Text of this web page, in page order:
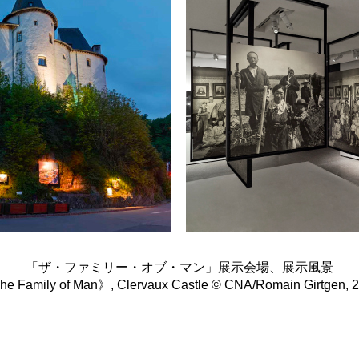
「ザ・ファミリー・オブ・マン」展示会場、展示風景
Family of Man》, Clervaux Castle © CNA/Romain Girtgen,